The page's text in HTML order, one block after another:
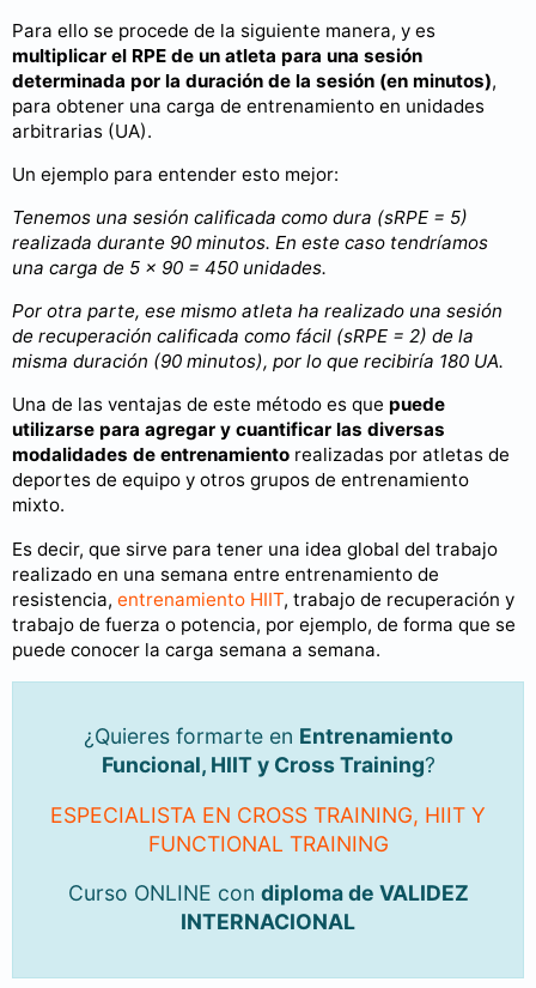
Para ello se procede de la siguiente manera, y es
multiplicar el RPE de un atleta para una sesión
determinada por la duración de la sesión (en minutos),
para obtener una carga de entrenamiento en unidades
arbitrarias (UA).
Un ejemplo para entender esto mejor:
Tenemos una sesión calificada como dura (sRPE = 5)
realizada durante 90 minutos. En este caso tendríamos
una carga de 5 × 90 = 450 unidades.
Por otra parte, ese mismo atleta ha realizado una sesión
de recuperación calificada como fácil (sRPE = 2) de la
misma duración (90 minutos), por lo que recibiría 180 UA.
Una de las ventajas de este método es que puede
utilizarse para agregar y cuantificar las diversas
modalidades de entrenamiento realizadas por atletas de
deportes de equipo y otros grupos de entrenamiento
mixto.
Es decir, que sirve para tener una idea global del trabajo
realizado en una semana entre entrenamiento de
resistencia, entrenamiento HIIT, trabajo de recuperación y
trabajo de fuerza o potencia, por ejemplo, de forma que se
puede conocer la carga semana a semana.
¿Quieres formarte en Entrenamiento
Funcional, HIIT y Cross Training?
ESPECIALISTA EN CROSS TRAINING, HIIT Y
FUNCTIONAL TRAINING
Curso ONLINE con diploma de VALIDEZ
INTERNACIONAL